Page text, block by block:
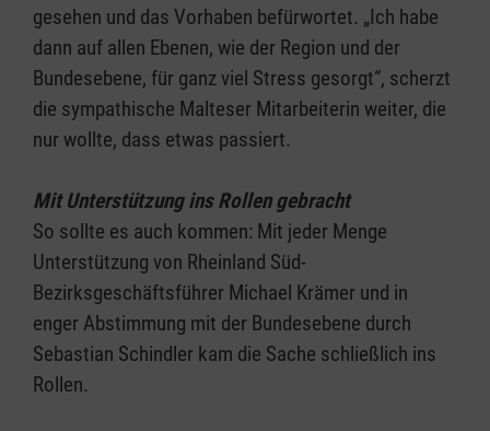
gesehen und das Vorhaben befürwortet. „Ich habe
dann auf allen Ebenen, wie der Region und der
Bundesebene, für ganz viel Stress gesorgt“, scherzt
die sympathische Malteser Mitarbeiterin weiter, die
nur wollte, dass etwas passiert.
Mit Unterstützung ins Rollen gebracht
So sollte es auch kommen: Mit jeder Menge
Unterstützung von Rheinland Süd-
Bezirksgeschäftsführer Michael Krämer und in
enger Abstimmung mit der Bundesebene durch
Sebastian Schindler kam die Sache schließlich ins
Rollen.